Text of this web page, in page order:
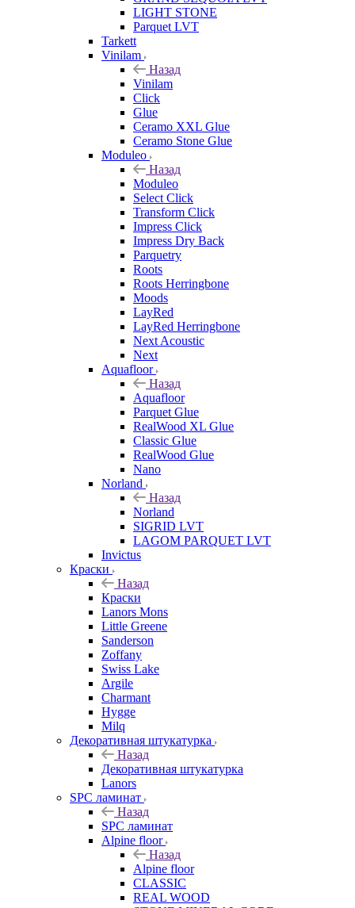
LIGHT STONE
Parquet LVT
Tarkett
Vinilam
Назад
Vinilam
Click
Glue
Ceramo XXL Glue
Ceramo Stone Glue
Moduleo
Назад
Moduleo
Select Click
Transform Click
Impress Click
Impress Dry Back
Parquetry
Roots
Roots Herringbone
Moods
LayRed
LayRed Herringbone
Next Acoustic
Next
Aquafloor
Назад
Aquafloor
Parquet Glue
RealWood XL Glue
Classic Glue
RealWood Glue
Nano
Norland
Назад
Norland
SIGRID LVT
LAGOM PARQUET LVT
Invictus
Краски
Назад
Краски
Lanors Mons
Little Greene
Sanderson
Zoffany
Swiss Lake
Argile
Charmant
Hygge
Milq
Декоративная штукатурка
Назад
Декоративная штукатурка
Lanors
SPC ламинат
Назад
SPC ламинат
Alpine floor
Назад
Alpine floor
CLASSIC
REAL WOOD